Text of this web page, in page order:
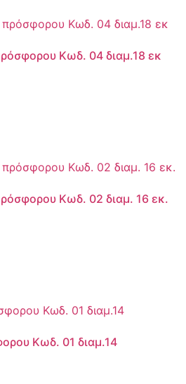
Κωδ. 04 διαμ.18 εκ
Κωδ. 02 διαμ. 16 εκ.
Κωδ. 01 διαμ.14